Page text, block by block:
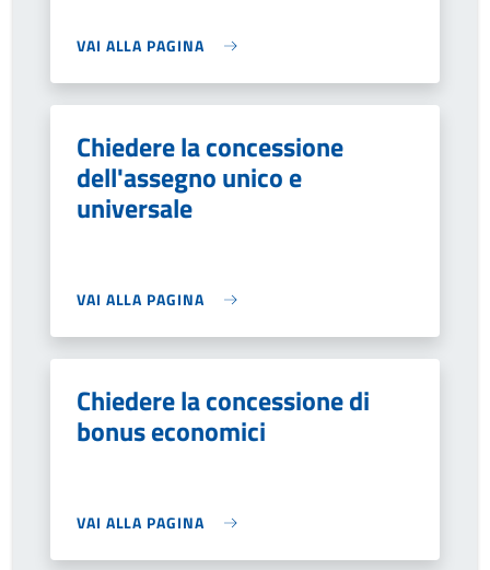
VAI ALLA PAGINA
Chiedere la concessione
dell'assegno unico e
universale
VAI ALLA PAGINA
Chiedere la concessione di
bonus economici
VAI ALLA PAGINA